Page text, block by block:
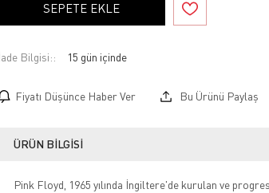
SEPETE EKLE
İade Bilgisi:
Fiyatı Düşünce Haber Ver Bu Ürünü Paylaş
ÜRÜN BILGISI
Pink Floyd, 1965 yılında İngiltere'de kurulan ve